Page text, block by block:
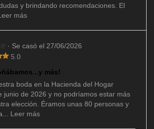
y brindando recomendaciones. El
más
· Se casó el 27/06/2026
5.0
más!
boda en la Hacienda del Hogar
junio de 2026 y no podríamos estar más
elección. Éramos unas 80 personas y
Leer más